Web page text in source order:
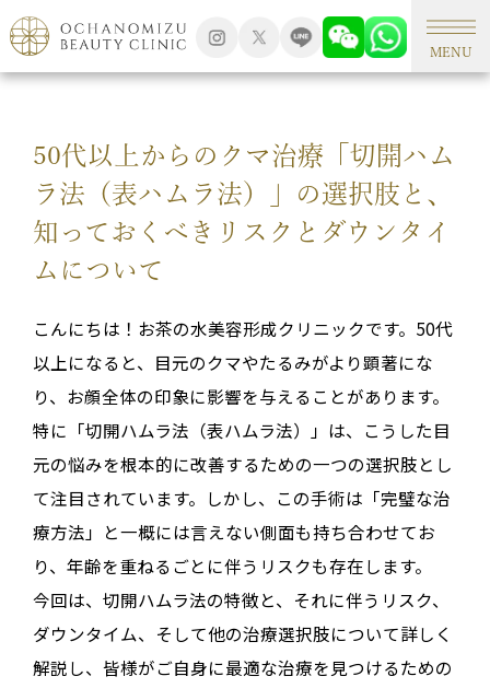
MENU
TOP 形成外科手術
50代以上からのクマ治療「切開ハム
ラ法（表ハムラ法）」の選択肢と、
知っておくべきリスクとダウンタイ
ムについて
こんにちは！お茶の水美容形成クリニックです。50代
以上になると、目元のクマやたるみがより顕著にな
り、お顔全体の印象に影響を与えることがあります。
特に「切開ハムラ法（表ハムラ法）」は、こうした目
元の悩みを根本的に改善するための一つの選択肢とし
て注目されています。しかし、この手術は「完璧な治
療方法」と一概には言えない側面も持ち合わせてお
り、年齢を重ねるごとに伴うリスクも存在します。
今回は、切開ハムラ法の特徴と、それに伴うリスク、
ダウンタイム、そして他の治療選択肢について詳しく
解説し、皆様がご自身に最適な治療を見つけるための